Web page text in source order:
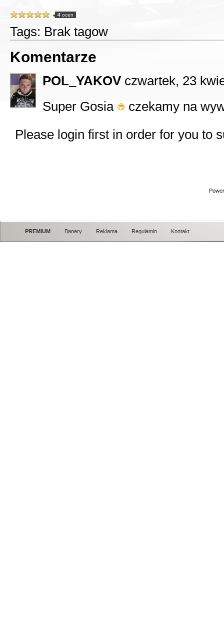
4 ocen
Tags: Brak tagow
Komentarze
POL_YAKOV czwartek, 23
Super Gosia
czekamy na
Please login first in order for you to
PREMIUM Banery Reklama Regulamin Kontakt